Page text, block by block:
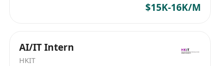
4. 需要適應輪班制工作安排，包括返2日放2日的排
班模式以及12小時一更的工作節奏。
$15K-16K/M
AI/IT Intern
HKIT